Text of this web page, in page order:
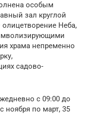
особым
зал круглой
Неба,
храма непременно
садово-
с 09:00 до
ноября по март, 35